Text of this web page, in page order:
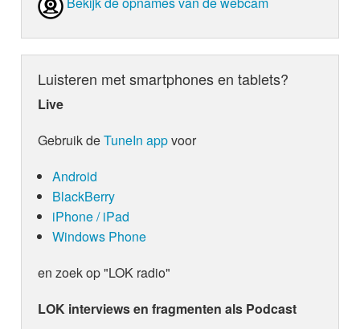
Luisteren met smartphones en tablets?
Live
Gebruik deTuneIn appvoor
Android
BlackBerry
iPhone / iPad
Windows Phone
en zoek op "LOK radio"
LOK interviews en fragmenten als Podcast